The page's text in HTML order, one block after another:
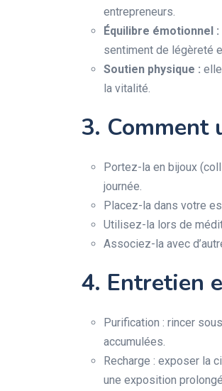
entrepreneurs.
Équilibre émotionnel :
sentiment de légèreté
Soutien physique :
la vitalité.
3.
Portez-la en bijoux
journée.
Placez-la dans votre
Utilisez-la lors de
Associez-la avec
4. Entretien
Purification : rincer
accumulées.
Recharge : exposer la
une exposition